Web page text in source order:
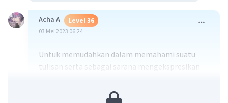
Acha A Level 36
03 Mei 2023 06:24
Untuk memudahkan dalam memahami suatu
tulisan serta sebagai sarana mengekspresikan